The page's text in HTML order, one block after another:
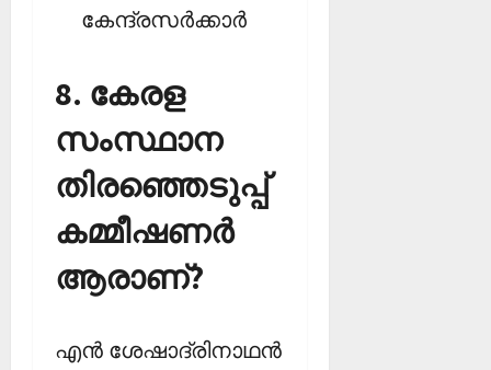
കേന്ദ്രസര്‍ക്കാര്‍
8. കേരള
സംസ്ഥാന
തിരഞ്ഞെടുപ്പ്
കമ്മീഷണര്‍
ആരാണ്?
എന്‍ ശേഷാദ്രിനാഥന്‍